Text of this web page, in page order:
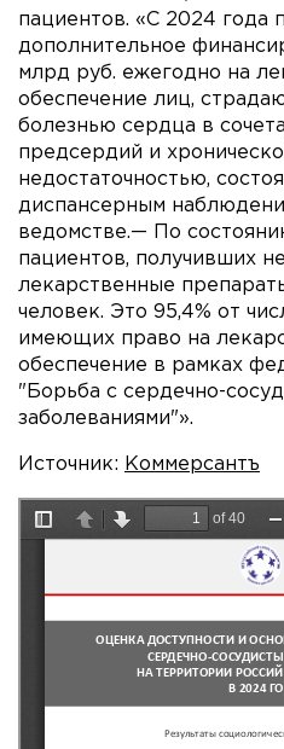
пациентов. «С 2024 года
дополнительное
млрд руб. ежегодно на
обеспечение лиц,
болезнью сердца в
предсердий и
недостаточностью,
диспансерным
ведомстве.— По
пациентов, получивших
лекарственные
человек. Это 95,4% от
имеющих право на
обеспечение в рамках
"Борьба с сердечно-
заболеваниями"».
Источник: Коммерсантъ